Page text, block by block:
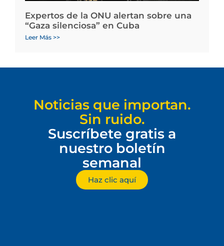
Expertos de la ONU alertan sobre una
“Gaza silenciosa” en Cuba
Leer Más >>
Noticias que importan.
Sin ruido.
Suscríbete gratis a
nuestro boletín
semanal
Haz clic aquí